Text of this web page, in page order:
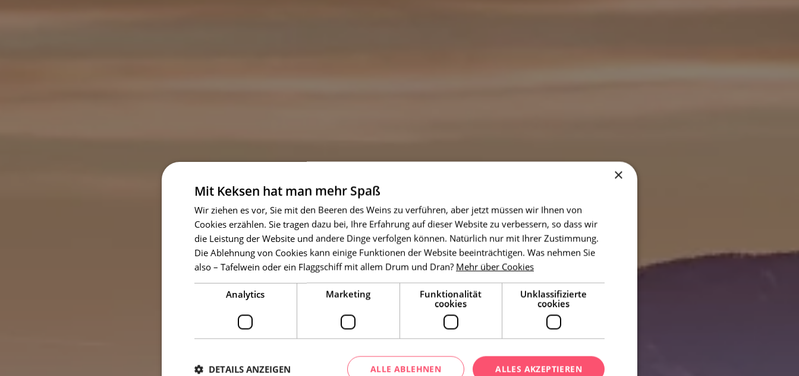
×
Mit Keksen hat man mehr Spaß
Wir ziehen es vor, Sie mit den Beeren des Weins zu verführen, aber jetzt müssen wir Ihnen von
Cookies erzählen. Sie tragen dazu bei, Ihre Erfahrung auf dieser Website zu verbessern, so dass wir
die Leistung der Website und andere Dinge verfolgen können. Natürlich nur mit Ihrer Zustimmung.
Die Ablehnung von Cookies kann einige Funktionen der Website beeinträchtigen. Was nehmen Sie
also – Tafelwein oder ein Flaggschiff mit allem Drum und Dran? Mehr über Cookies
Analytics Marketing
Funktionalität
cookies
Unklassifizierte
cookies
ALLES AKZEPTIEREN
ALLE ABLEHNEN
DETAILS ANZEIGEN